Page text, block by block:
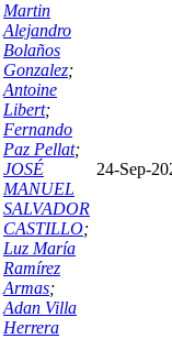
Martin
Alejandro
Bolaños
Gonzalez;
Antoine
Libert;
Fernando
Paz Pellat;
JOSÉ
MANUEL
SALVADOR
CASTILLO;
Luz María
Ramírez
Armas;
Adan Villa
Herrera
24-Sep-